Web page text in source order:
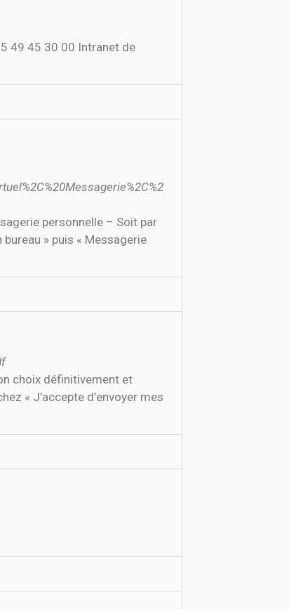
49 45 30 00 Intranet de
personnelle – Soit par
» puis « Messagerie
choix définitivement et
« J’accepte d’envoyer mes